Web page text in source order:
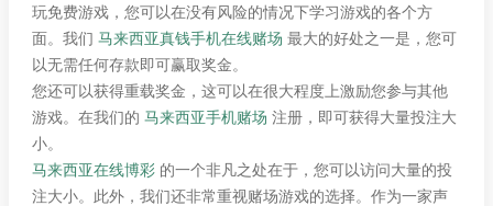
玩免费游戏，您可以在没有风险的情况下学习游戏的各个方
面。我们 马来西亚真钱手机在线赌场 最大的好处之一是，您可
以无需任何存款即可赢取奖金。
您还可以获得重载奖金，这可以在很大程度上激励您参与其他
游戏。在我们的 马来西亚手机赌场 注册，即可获得大量投注大
小。
马来西亚在线博彩 的一个非凡之处在于，您可以访问大量的投
注大小。此外，我们还非常重视赌场游戏的选择。作为一家声